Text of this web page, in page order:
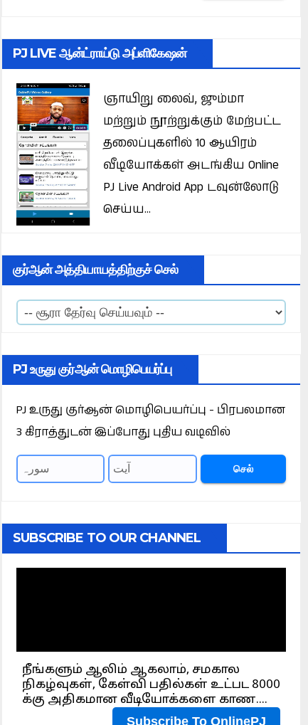
PJ LIVE ஆன்ட்ராய்டு அப்ளிகேஷன்
ஞாயிறு லைவ், ஜும்மா
மற்றும் நூற்றுக்கும் மேற்பட்ட
தலைப்புகளில் 10 ஆயிரம்
வீடியோக்கள் அடங்கிய Online
PJ Live Android App டவுன்லோடு
செய்ய...
குர்ஆன் அத்தியாயத்திற்குச் செல்
PJ உருது குர்ஆன் மொழிபெயர்ப்பு
PJ உருது குர்ஆன் மொழிபெயர்ப்பு - பிரபலமான
3 கிராத்துடன் இப்போது புதிய வடிவில்
செல்
SUBSCRIBE TO OUR CHANNEL